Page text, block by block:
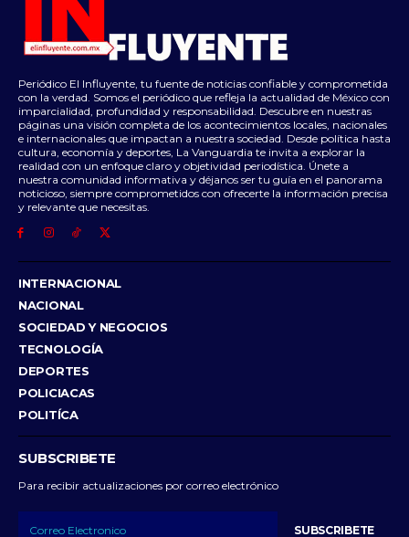
Periódico El Influyente, tu fuente de noticias confiable y comprometida
con la verdad. Somos el periódico que refleja la actualidad de México con
imparcialidad, profundidad y responsabilidad. Descubre en nuestras
páginas una visión completa de los acontecimientos locales, nacionales
e internacionales que impactan a nuestra sociedad. Desde política hasta
cultura, economía y deportes, La Vanguardia te invita a explorar la
realidad con un enfoque claro y objetividad periodística. Únete a
nuestra comunidad informativa y déjanos ser tu guía en el panorama
noticioso, siempre comprometidos con ofrecerte la información precisa
y relevante que necesitas.
INTERNACIONAL
NACIONAL
SOCIEDAD Y NEGOCIOS
TECNOLOGÍA
DEPORTES
POLICIACAS
POLITÍCA
SUBSCRIBETE
Para recibir actualizaciones por correo electrónico
SUBSCRIBETE